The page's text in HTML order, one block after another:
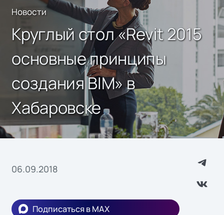
Новости
Круглый стол «Revit 2015
основные принципы
создания BIM» в
Хабаровске
06.09.2018
Подписаться в MAX